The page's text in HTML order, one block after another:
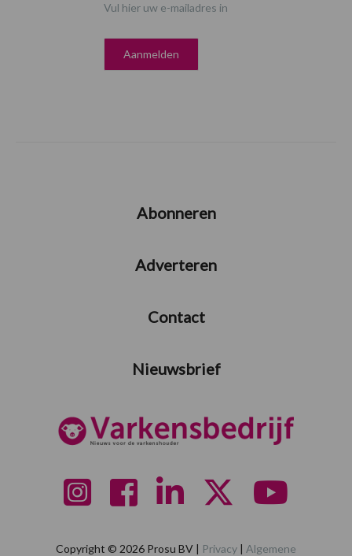
Vul hier uw e-mailadres in
Abonneren
Adverteren
Contact
Nieuwsbrief
Copyright © 2026 Prosu BV | Privacy | Algemene